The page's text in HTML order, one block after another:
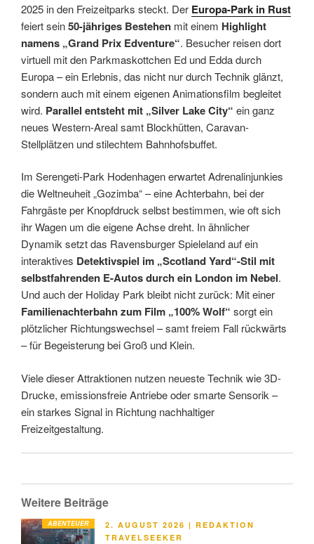
2025 in den Freizeitparks steckt. Der Europa-Park in Rust
feiert sein50-jähriges Bestehen mit einem Highlight
namens „Grand Prix Edventure“. Besucher reisen dort
virtuell mit den Parkmaskottchen Ed und Edda durch
Europa – ein Erlebnis, das nicht nur durch Technik glänzt,
sondern auch mit einem eigenen Animationsfilm begleitet
wird. Parallel entsteht mit „Silver Lake City“ ein ganz
neues Western-Areal samt Blockhütten, Caravan-
Stellplätzen und stilechtem Bahnhofsbuffet.
Im Serengeti-Park Hodenhagen erwartet Adrenalinjunkies
die Weltneuheit „Gozimba“ – eine Achterbahn, bei der
Fahrgäste per Knopfdruck selbst bestimmen, wie oft sich
ihr Wagen um die eigene Achse dreht. In ähnlicher
Dynamik setzt das Ravensburger Spieleland auf ein
interaktives Detektivspiel im „Scotland Yard“-Stil mit
selbstfahrenden E-Autos durch ein London im Nebel.
Und auch der Holiday Park bleibt nicht zurück: Mit einer
Familienachterbahn zum Film „100% Wolf“ sorgt ein
plötzlicher Richtungswechsel – samt freiem Fall rückwärts
– für Begeisterung bei Groß und Klein.
Viele dieser Attraktionen nutzen neueste Technik wie 3D-
Drucke, emissionsfreie Antriebe oder smarte Sensorik –
ein starkes Signal in Richtung nachhaltiger
Freizeitgestaltung.
Weitere Beiträge
ABENTEUER
VERÖFFENTLICHT
AM
2. AUGUST 2026 | REDAKTION
TRAVELSEEKER